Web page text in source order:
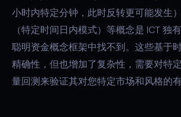
小时内特定分钟，此时反转更可能发生
（特定时间日内模式）等概念是 ICT 独
聪明资金概念框架中找不到。这些基于
精确性，但也增加了复杂性，需要对特
量回测来验证其对您特定市场和风格的有